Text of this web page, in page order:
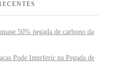
50% pegada de carbono da
Pode Interferir na Pegada de